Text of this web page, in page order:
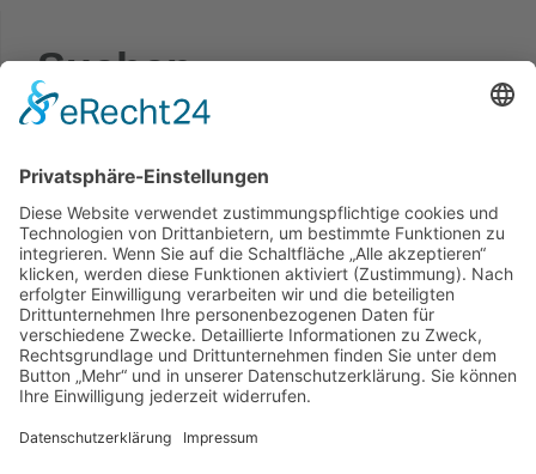
Suchen
Suchbegriff eingeben
© 2022 crashendo e.V. |Cookie-Einstellungen
Impressum
Datenschutzerklärung
Login
Kontakt
Newsletter sitemap Suchen